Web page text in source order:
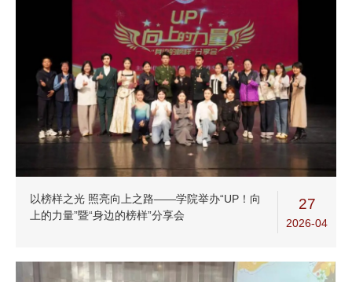
以榜样之光 照亮向上之路——学院举办“UP！向
上的力量”暨“身边的榜样”分享会
27
2026-04